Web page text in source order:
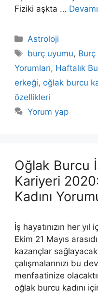
Fiziki aşkta …
Kategoriler
Astroloji
Etiketler
burç uyumu, Burç
Yorumları, Haftalık
erkeği, oğlak burcu
özellikleri
Yorum yap
Oğlak Burcu
Kariyeri
Kadını
İş hayatınızın her
Ekim 21 Mayıs
kazançlar
çalışmalarınızı bu
menfaatinize
oğlak burcu kadını